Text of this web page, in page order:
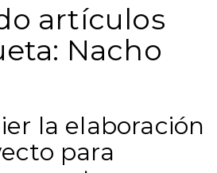
artículos
Nacho
la elaboración
para